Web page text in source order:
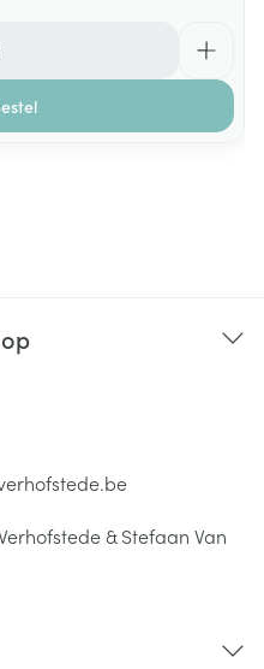
& Stefaan Van